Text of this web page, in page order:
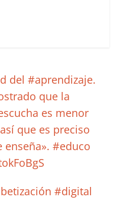
del #aprendizaje.
que la
es menor
que es preciso
#educo
#digital